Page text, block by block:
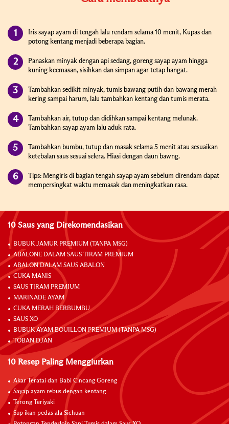
Iris sayap ayam di tengah lalu rendam selama 10 menit, Kupas dan
potong kentang menjadi beberapa bagian.
Panaskan minyak dengan api sedang, goreng sayap ayam hingga
kuning keemasan, sisihkan dan simpan agar tetap hangat.
Tambahkan sedikit minyak, tumis bawang putih dan bawang merah
kering sampai harum, lalu tambahkan kentang dan tumis merata.
Tambahkan air, tutup dan didihkan sampai kentang melunak.
Tambahkan sayap ayam lalu aduk rata.
Tambahkan bumbu, tutup dan masak selama 5 menit atau sesuaikan
ketebalan saus sesuai selera. Hiasi dengan daun bawng.
Tips: Mengiris di bagian tengah sayap ayam sebelum direndam dapat
mempersingkat waktu memasak dan meningkatkan rasa.
10 Saus yang Direkomendasikan
BUBUK JAMUR PREMIUM (TANPA MSG)
ABALONE DALAM SAUS TIRAM PREMIUM
ABALON DALAM SAUS ABALON
CUKA MANIS
SAUS TIRAM PREMIUM
MARINADE AYAM
CUKA MERAH BERBUMBU
SAUS XO
BUBUK AYAM BOUILLON PREMIUM (TANPA MSG)
TOBAN DJAN
10 Resep Paling Menggiurkan
Akar Teratai dan Babi Cincang Goreng
Sayap ayam rebus dengan kentang
Terong Teriyaki
Sup ikan pedas ala Sichuan